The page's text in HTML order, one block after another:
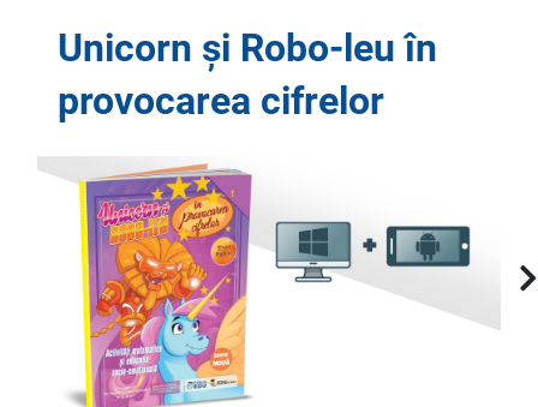
Unicorn și Robo-leu în
provocarea cifrelor